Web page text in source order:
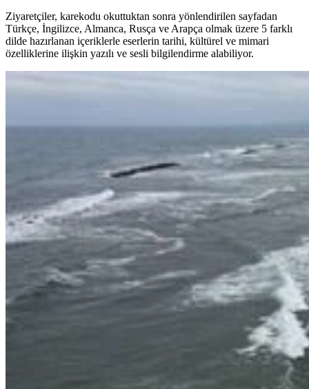
Ziyaretçiler, karekodu okuttuktan sonra yönlendirilen sayfadan
Türkçe, İngilizce, Almanca, Rusça ve Arapça olmak üzere 5 farklı
dilde hazırlanan içeriklerle eserlerin tarihi, kültürel ve mimari
özelliklerine ilişkin yazılı ve sesli bilgilendirme alabiliyor.